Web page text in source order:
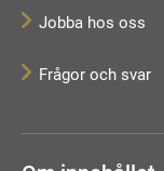
Jobba hos oss
Frågor och svar